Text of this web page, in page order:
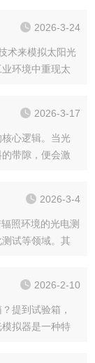
2026-3-24
术来模拟太阳光
环境中重现太
2026-3-17
心逻辑。当光
带隙，便会激
2026-3-4
照环境的光电测
试等领域。其
2026-2-10
提到试验箱，
拟器是一种特